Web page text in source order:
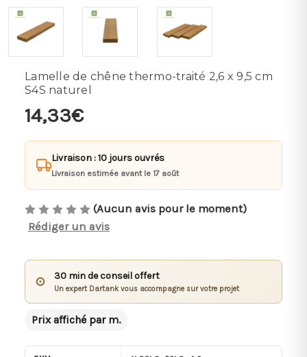
Lamelle de chêne thermo-traité 2,6 x 9,5 cm
S4S naturel
14,33€
Livraison : 10 jours ouvrés
Livraison estimée avant le 17 août
(Aucun avis pour le moment)
Rédiger un avis
⊙ 30 min de conseil offert
Un expert Dartank vous accompagne sur votre projet
Prix affiché par m.